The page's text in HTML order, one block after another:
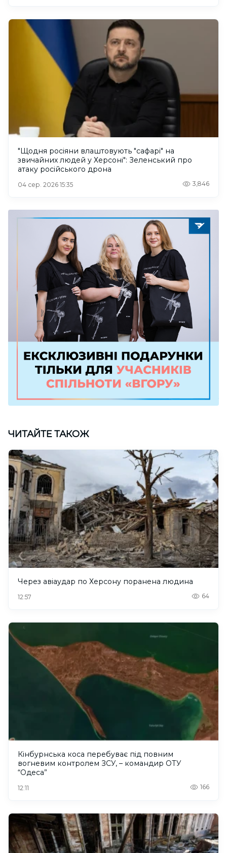
"Щодня росіяни влаштовують "сафарі" на
звичайних людей у Херсоні": Зеленський про
атаку російського дрона
04 сер. 2026 15:35 3,846
ЧИТАЙТЕ ТАКОЖ
Через авіаудар по Херсону поранена людина
12:57 64
Кінбурнська коса перебуває під повним
вогневим контролем ЗСУ, – командир ОТУ
“Одеса”
12:11 166